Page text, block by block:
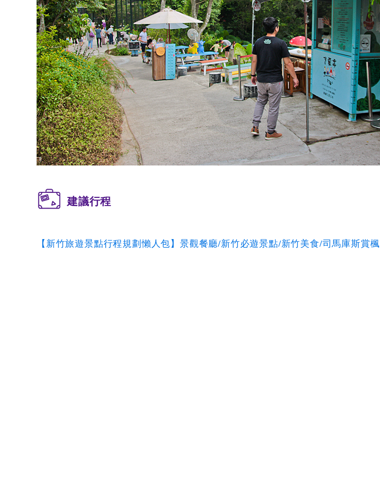
建議行程
【新竹旅遊景點行程規劃懶人包】景觀餐廳/新竹必遊景點/新竹美食/司馬庫斯賞楓